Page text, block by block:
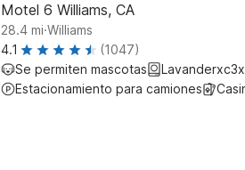
Motel 6 Williams, CA
28.4 mi.Williams
4.1
(1047)
Se permiten mascotas
Estacionamiento para camiones